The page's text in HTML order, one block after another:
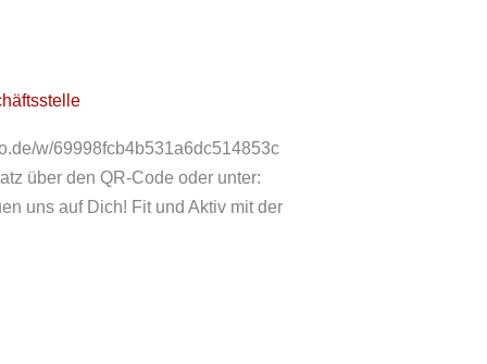
w/69998fcb4b531a6dc514853c
über den QR-Code oder unter:
uns auf Dich! Fit und Aktiv mit der